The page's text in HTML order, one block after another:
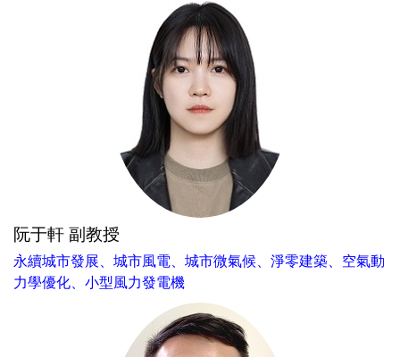
阮于軒 副教授
永續城市發展、城市風電、城市微氣候、淨零建築、空氣動
力學優化、小型風力發電機